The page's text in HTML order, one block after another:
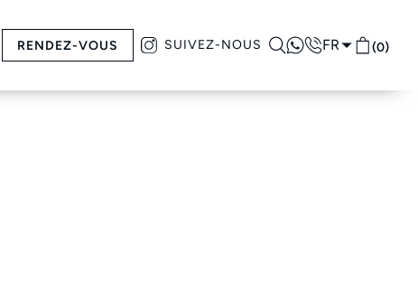
RENDEZ-VOUS SUIVEZ-NOUS FR (0)